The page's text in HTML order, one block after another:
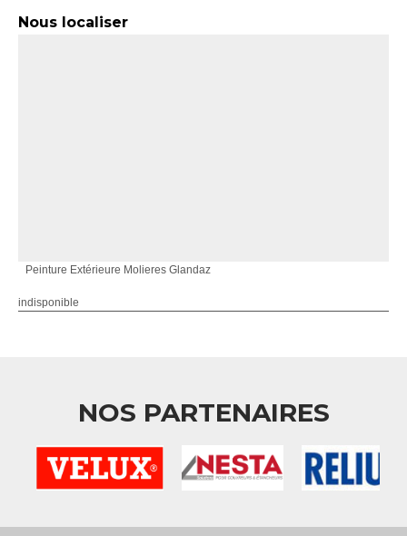
Nous localiser
Peinture Extérieure Molieres Glandaz
indisponible
NOS PARTENAIRES